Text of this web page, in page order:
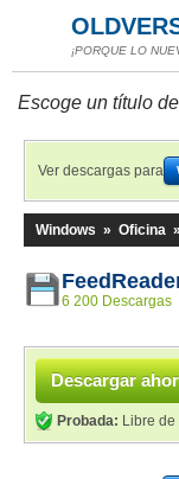
¡PORQUE LO
Escoge un título
Ver descargas para
Windows » Oficina »
6 200 Descargas
Descargar
Probada: Libre